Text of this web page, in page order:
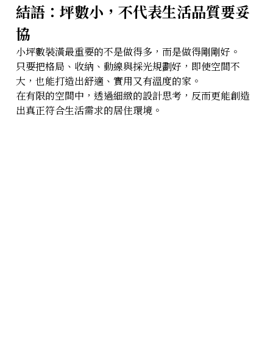
結語：坪數小，不代表生活品質要妥
協
小坪數裝潢最重要的不是做得多，而是做得剛剛好。
只要把格局、收納、動線與採光規劃好，即使空間不
大，也能打造出舒適、實用又有溫度的家。
在有限的空間中，透過細緻的設計思考，反而更能創造
出真正符合生活需求的居住環境。